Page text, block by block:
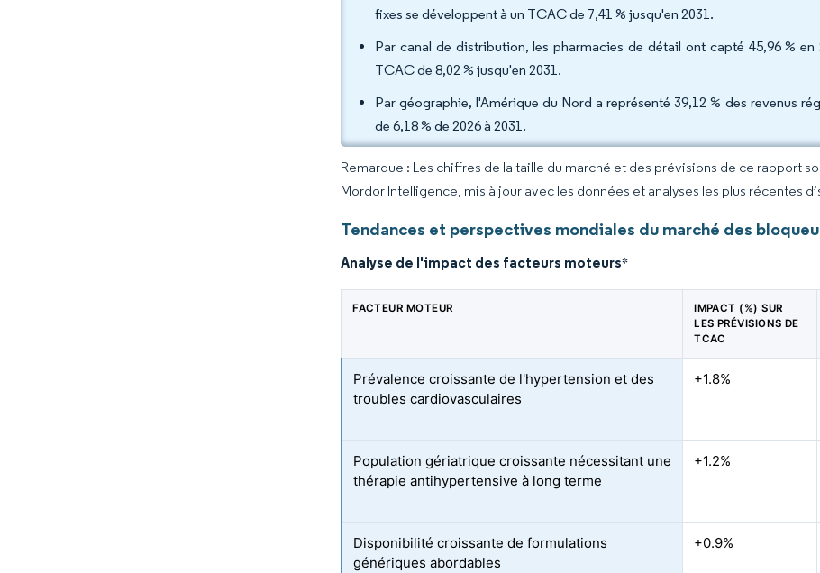
fixes se développent à un TCAC de 7,41 % jusqu'en 2031.
Par canal de distribution, les pharmacies de détail ont capté 45,96 %
TCAC de 8,02 % jusqu'en 2031.
Par géographie, l'Amérique du Nord a représenté 39,12 % des revenus
de 6,18 % de 2026 à 2031.
Remarque : Les chiffres de la taille du marché et des prévisions de ce rapport
Mordor Intelligence, mis à jour avec les données et analyses les plus récentes
Tendances et perspectives mondiales du marché des
Analyse de l'impact des facteurs moteurs*
FACTEUR MOTEUR
IMPACT (%) SUR
LES PRÉVISIONS DE
TCAC
Prévalence croissante de l'hypertension et des
troubles cardiovasculaires
+1.8%
Population gériatrique croissante nécessitant une
thérapie antihypertensive à long terme
+1.2%
Disponibilité croissante de formulations
génériques abordables
+0.9%